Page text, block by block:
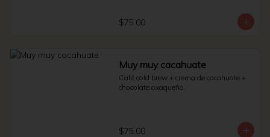
$75.00
Muy muy cacahuate
Café cold brew + crema de cacahuate +
chocolate oxaqueño.
$75.00